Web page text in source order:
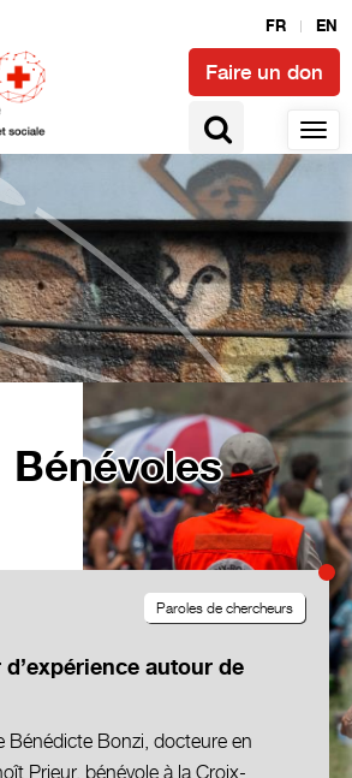
FR EN
Faire un don
Bénévoles
autour de
Paroles de chercheurs
Bénédicte Bonzi, docteure en
Prieur, bénévole à la Croix-